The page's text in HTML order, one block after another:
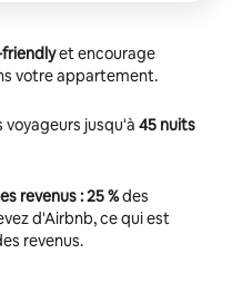
et encourage
votre appartement.
voyageurs jusqu'à 45 nuits
revenus : 25 %des
d'Airbnb, ce qui est
revenus.